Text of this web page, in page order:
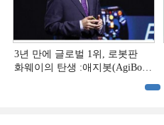
3년 만에 글로벌 1위, 로봇판
화웨이의 탄생 :애지봇(AgiBot·